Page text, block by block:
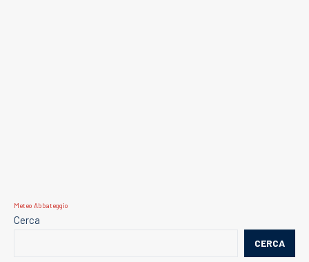
Meteo Abbateggio
Cerca
CERCA